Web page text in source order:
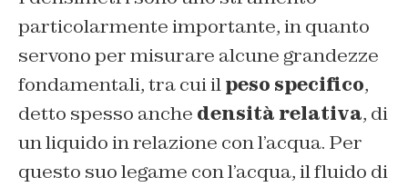
particolarmente importante, in quanto
servono per misurare alcune grandezze
fondamentali, tra cui ilpeso specifico,
detto spesso anche densità relativa, di
un liquido in relazione con l’acqua. Per
questo suo legame con l’acqua, il fluido di